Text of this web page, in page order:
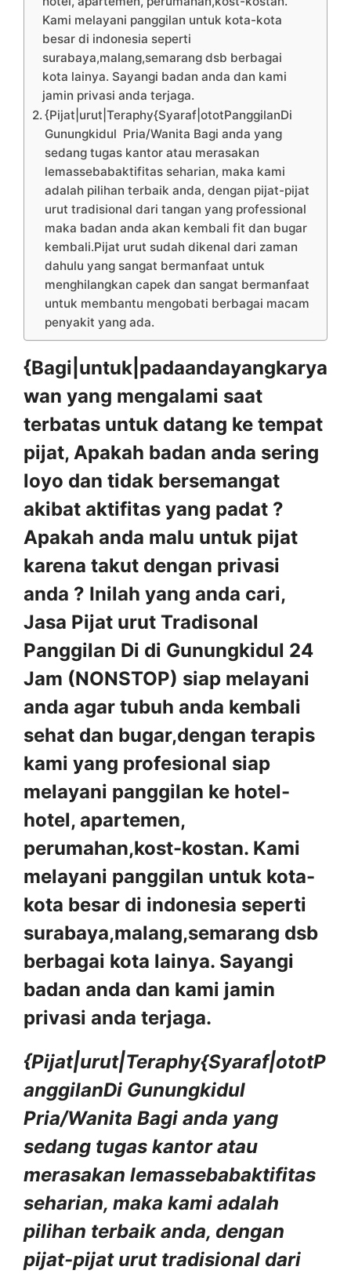
Kami melayani panggilan untuk kota-kota
besar di indonesia seperti
surabaya,malang,semarang dsb berbagai
kota lainya. Sayangi badan anda dan kami
jamin privasi anda terjaga.
{Pijat|urut|Teraphy{Syaraf|ototPanggilanDi
Gunungkidul Pria/Wanita Bagi anda yang
sedang tugas kantor atau merasakan
lemassebabaktifitas seharian, maka kami
adalah pilihan terbaik anda, dengan pijat-pijat
urut tradisional dari tangan yang professional
maka badan anda akan kembali fit dan bugar
kembali.Pijat urut sudah dikenal dari zaman
dahulu yang sangat bermanfaat untuk
menghilangkan capek dan sangat bermanfaat
untuk membantu mengobati berbagai macam
penyakit yang ada.
{Bagi|untuk|padaandayangkarya
wan yang mengalami saat
terbatas untuk datang ke tempat
pijat, Apakah badan anda sering
loyo dan tidak bersemangat
akibat aktifitas yang padat ?
Apakah anda malu untuk pijat
karena takut dengan privasi
anda ? Inilah yang anda cari,
Jasa Pijat urut Tradisonal
Panggilan Di di Gunungkidul 24
Jam (NONSTOP) siap melayani
anda agar tubuh anda kembali
sehat dan bugar,dengan terapis
kami yang profesional siap
melayani panggilan ke hotel-
hotel, apartemen,
perumahan,kost-kostan. Kami
melayani panggilan untuk kota-
kota besar di indonesia seperti
surabaya,malang,semarang dsb
berbagai kota lainya. Sayangi
badan anda dan kami jamin
privasi anda terjaga.
{Pijat|urut|Teraphy{Syaraf|ototP
anggilanDi Gunungkidul
Pria/Wanita Bagi anda yang
sedang tugas kantor atau
merasakan lemassebabaktifitas
seharian, maka kami adalah
pilihan terbaik anda, dengan
pijat-pijat urut tradisional dari